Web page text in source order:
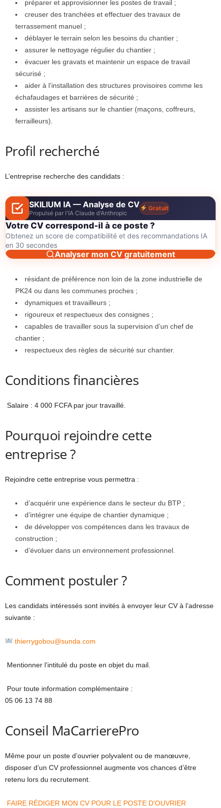
préparer et approvisionner les postes de travail ;
creuser des tranchées et effectuer des travaux de
terrassement manuel ;
déblayer le terrain selon les besoins du chantier ;
assurer le nettoyage régulier du chantier ;
évacuer les gravats et maintenir un espace de travail
sécurisé ;
aider à l’installation des structures provisoires comme les
échafaudages et barrières de sécurité ;
assister les artisans sur le chantier (maçons, coffreurs,
ferrailleurs).
Profil recherché
L’entreprise recherche des candidats :
SKILIUM IA — Analyse de CV
Propulsé par l'IA Claude d'Anthropic
Gratuit
Votre CV correspond-il à ce poste ?
Obtenez un score de compatibilité et des recommandations IA
en 30 secondes
Analyser mon CV gratuitement
résidant de préférence non loin de la zone industrielle de
PK24 ou dans les communes proches ;
dynamiques et travailleurs ;
rigoureux et respectueux des consignes ;
capables de travailler sous la supervision d’un chef de
chantier ;
respectueux des règles de sécurité sur chantier.
Conditions financières
Salaire : 4 000 FCFA par jour travaillé.
Pourquoi rejoindre cette
entreprise ?
Rejoindre cette entreprise vous permettra :
d’acquérir une expérience dans le secteur du BTP ;
d’intégrer une équipe de chantier dynamique ;
de développer vos compétences dans les travaux de
construction ;
d’évoluer dans un environnement professionnel.
Comment postuler ?
Les candidats intéressés sont invités à envoyer leur CV à l’adresse
suivante :
thierrygobou@sunda.com
Mentionner l’intitulé du poste en objet du mail.
Pour toute information complémentaire :
05 06 13 74 88
Conseil MaCarrierePro
Même pour un poste d’ouvrier polyvalent ou de manœuvre,
disposer d’un CV professionnel augmente vos chances d’être
retenu lors du recrutement.
FAIRE RÉDIGER MON CV POUR LE POSTE D’OUVRIER